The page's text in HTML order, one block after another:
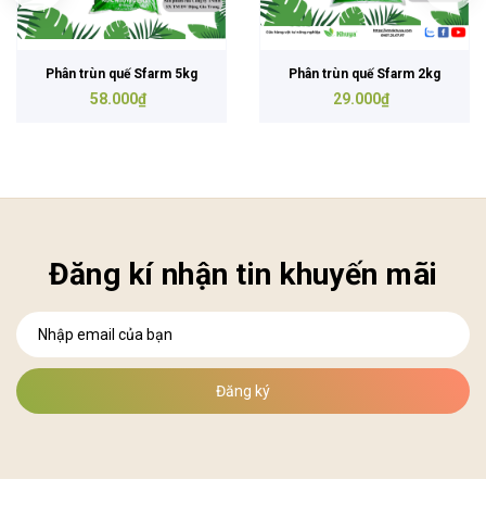
Phân trùn quế Sfarm 5kg
58.000₫
Phân trùn quế Sfarm 2kg
29.000₫
Đăng kí nhận tin khuyến mãi
Đăng ký